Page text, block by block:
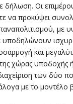
δήλωση. Οι
να προκύψει
με
υποδηλώνουν
και
χώρας υποδοχής
των δύο
με το μοντέλο